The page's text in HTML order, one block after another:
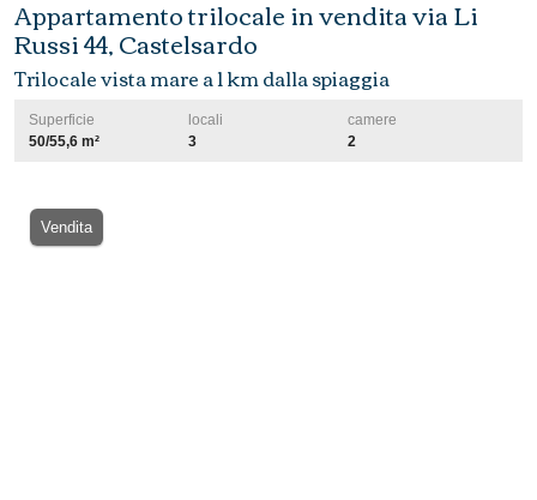
Appartamento trilocale in vendita via Li
Russi 44, Castelsardo
Trilocale vista mare a 1 km dalla spiaggia
Superficie
50/55,6 m²
locali
3
camere
2
Vendita